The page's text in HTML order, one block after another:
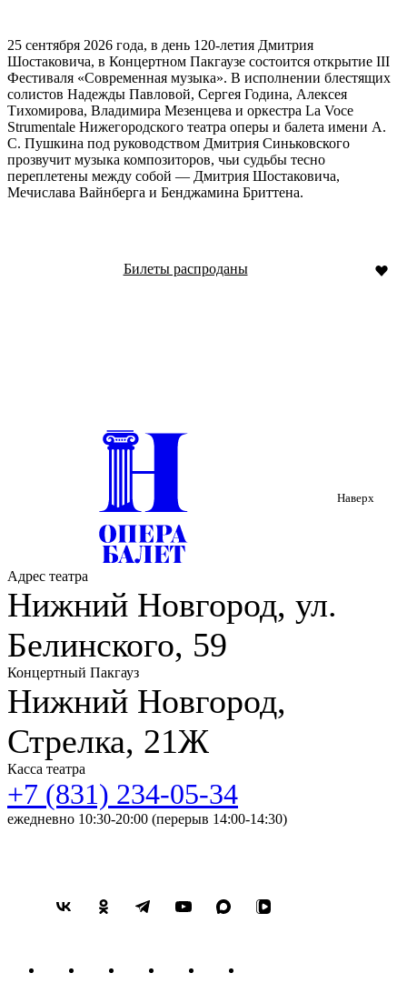
25 сентября 2026 года, в день 120-летия Дмитрия
Шостаковича, в Концертном Пакгаузе состоится открытие III
Фестиваля «Современная музыка». В исполнении блестящих
солистов Надежды Павловой, Сергея Година, Алексея
Тихомирова, Владимира Мезенцева и оркестра La Voce
Strumentale Нижегородского театра оперы и балета имени А.
С. Пушкина под руководством Дмитрия Синьковского
прозвучит музыка композиторов, чьи судьбы тесно
переплетены между собой — Дмитрия Шостаковича,
Мечислава Вайнберга и Бенджамина Бриттена.
Билеты распроданы
Наверх
Адрес театра
Нижний Новгород, ул.
Белинского, 59
Концертный Пакгауз
Нижний Новгород,
Стрелка, 21Ж
Касса театра
+7 (831) 234-05-34
ежедневно 10:30-20:00 (перерыв 14:00-14:30)